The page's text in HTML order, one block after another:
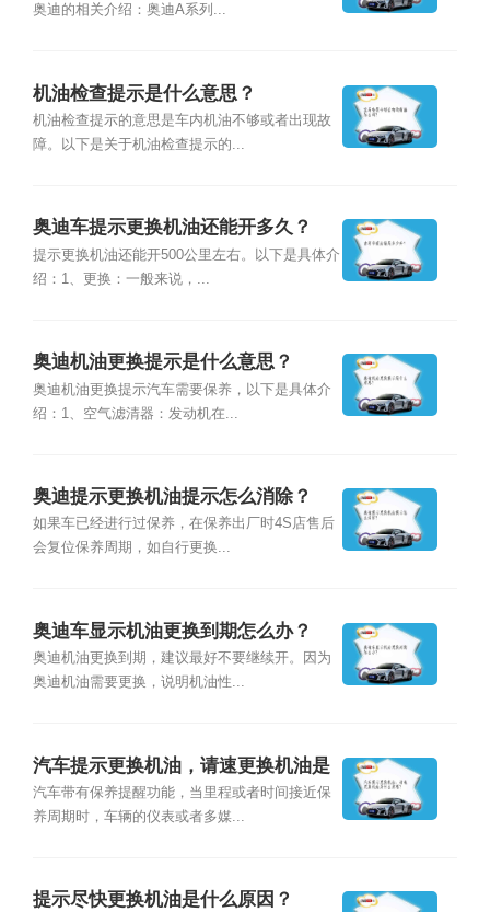
奥迪的相关介绍：奥迪A系列...
机油检查提示是什么意思？
机油检查提示的意思是车内机油不够或者出现故
障。以下是关于机油检查提示的...
奥迪车提示更换机油还能开多久？
提示更换机油还能开500公里左右。以下是具体介
绍：1、更换：一般来说，...
奥迪机油更换提示是什么意思？
奥迪机油更换提示汽车需要保养，以下是具体介
绍：1、空气滤清器：发动机在...
奥迪提示更换机油提示怎么消除？
如果车已经进行过保养，在保养出厂时4S店售后
会复位保养周期，如自行更换...
奥迪车显示机油更换到期怎么办？
奥迪机油更换到期，建议最好不要继续开。因为
奥迪机油需要更换，说明机油性...
汽车提示更换机油，请速更换机油是
什么意思？
汽车带有保养提醒功能，当里程或者时间接近保
养周期时，车辆的仪表或者多媒...
提示尽快更换机油是什么原因？